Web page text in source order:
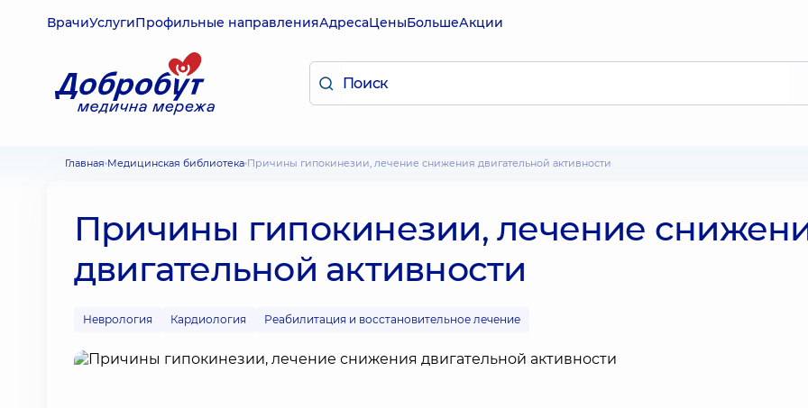
ВрачиУслугиПрофильные направленияАдресаЦеныБольшеАкции
Главная Медицинская библиотека Причины гипокинезии, лечение снижения двигательной активности
Причины гипокинезии, лечение
двигательной активности
Неврология Кардиология Реабилитация и восстановительное лечение